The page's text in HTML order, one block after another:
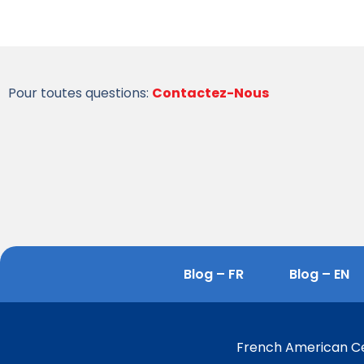
Pour toutes questions: Contactez-Nous
Blog – FR Blog – EN
French American